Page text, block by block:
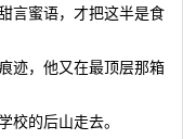
言蜜语，才把这半是食
迹，他又在最顶层那箱
校的后山走去。